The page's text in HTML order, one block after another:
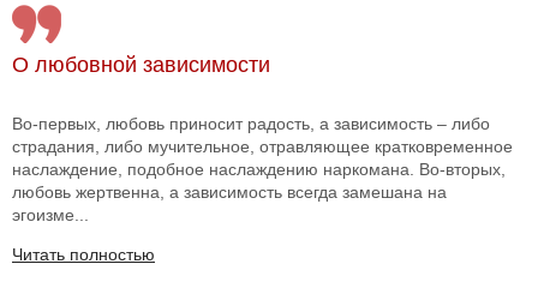
О любовной зависимости
Во-первых, любовь приносит радость, а зависимость – либо
страдания, либо мучительное, отравляющее кратковременное
наслаждение, подобное наслаждению наркомана. Во-вторых,
любовь жертвенна, а зависимость всегда замешана на
эгоизме...
Читать полностью